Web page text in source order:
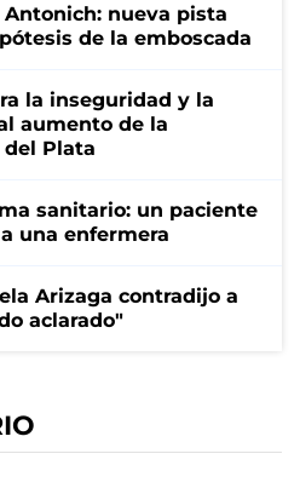
nueva pista
de la emboscada
la inseguridad y la
aumento de la
Plata
sanitario: un paciente
una enfermera
Arizaga contradijo a
aclarado"